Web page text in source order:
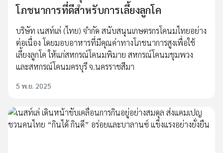
โภชนาการที่ดีสำหรับการเลี้ยงลูกโค
บริษัท เนสท์เล่ (ไทย) จำกัด สนับสนุนเกษตรกรโคนมไทยอย่าง
ต่อเนื่อง โดยมอบอาหารที่มีคุณค่าทางโภชนาการสูงเพื่อใช้
เลี้ยงลูกโค ให้แก่สหกรณ์โคนมพิมาย สหกรณ์โคนมชุมพวง
และสหกรณ์โคนมครบุรี จ.นครราชสีมา
5 พ.ย. 2025